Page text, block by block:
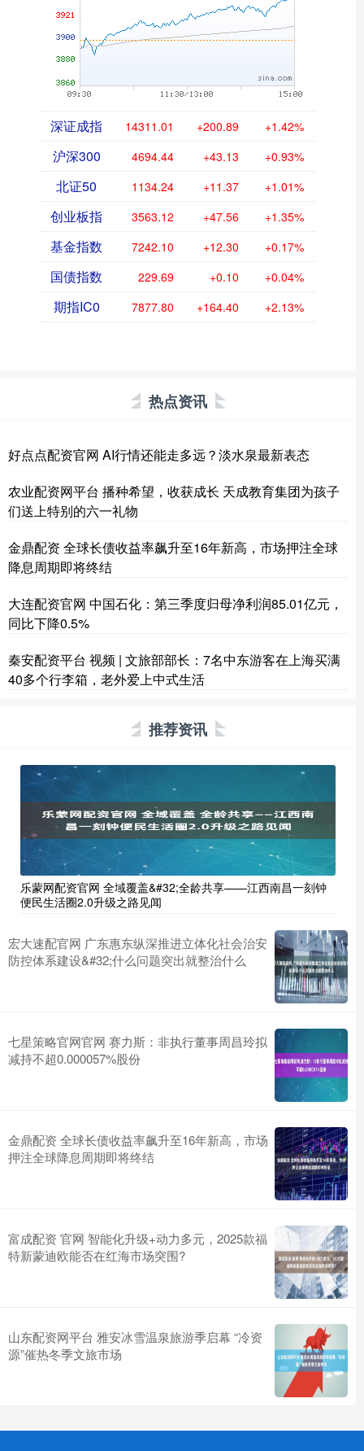
深证成指 14311.01 +200.89 +1.42%
沪深300 4694.44 +43.13 +0.93%
北证50 1134.24 +11.37 +1.01%
创业板指 3563.12 +47.56 +1.35%
基金指数 7242.10 +12.30 +0.17%
国债指数 229.69 +0.10 +0.04%
期指IC0 7877.80 +164.40 +2.13%
热点资讯
好点点配资官网 AI行情还能走多远？淡水泉最新表态
农业配资网平台 播种希望，收获成长 天成教育集团为孩子
们送上特别的六一礼物
金鼎配资 全球长债收益率飙升至16年新高，市场押注全球
降息周期即将终结
大连配资官网 中国石化：第三季度归母净利润85.01亿元，
同比下降0.5%
秦安配资平台 视频 | 文旅部部长：7名中东游客在上海买满
40多个行李箱，老外爱上中式生活
推荐资讯
乐蒙网配资官网 全域覆盖&#32;全龄共享——江西南昌一刻钟
便民生活圈2.0升级之路见闻
宏大速配官网 广东惠东纵深推进立体化社会治安
防控体系建设&#32;什么问题突出就整治什么
七星策略官网官网 赛力斯：非执行董事周昌玲拟
减持不超0.000057%股份
金鼎配资 全球长债收益率飙升至16年新高，市场
押注全球降息周期即将终结
富成配资 官网 智能化升级+动力多元，2025款福
特新蒙迪欧能否在红海市场突围?
山东配资网平台 雅安冰雪温泉旅游季启幕 “冷资
源”催热冬季文旅市场